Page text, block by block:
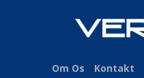
Om Os Kontakt